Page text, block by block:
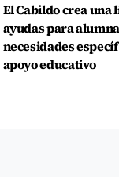
El Cabildo crea una
ayudas para
necesidades
apoyo educativo